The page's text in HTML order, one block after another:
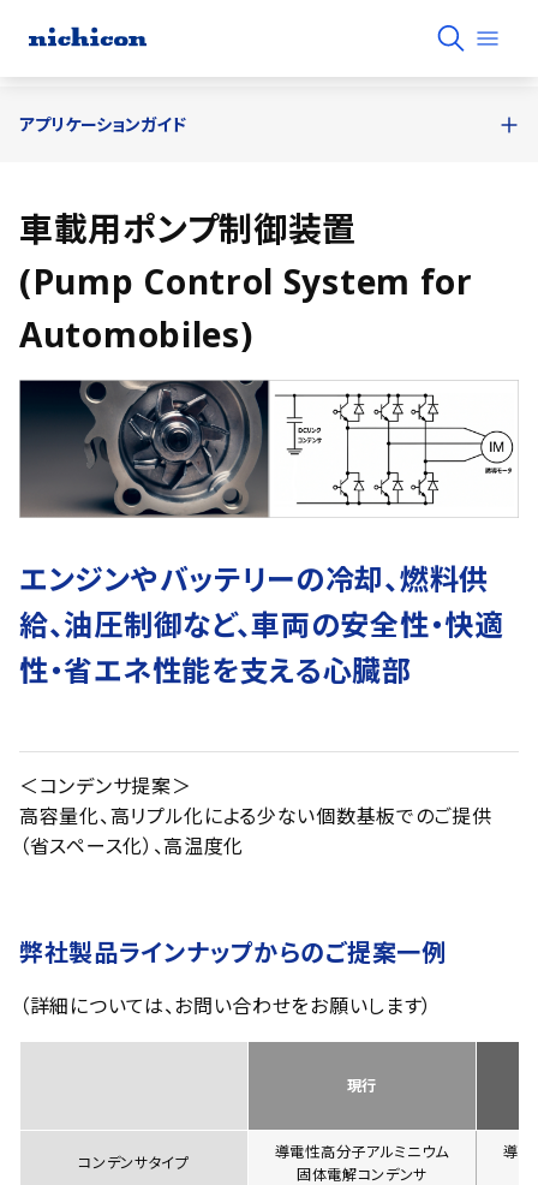
車載用ポンプ制御装置
(Pump Control System for
Automobiles)
エンジンやバッテリーの冷却、燃料供
給、油圧制御など、車両の安全性・快適
性・省エネ性能を支える心臓部
＜コンデンサ提案＞
高容量化、高リプル化による少ない個数基板でのご提供
（省スペース化）、高温度化
弊社製品ラインナップからのご提案一例
（詳細については、お問い合わせをお願いします）
現行
コンデンサタイプ
導電性高分子アルミニウム
固体電解コンデンサ
導電
アプリケーションガイド